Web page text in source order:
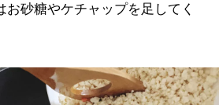
砂糖やケチャップを足してく